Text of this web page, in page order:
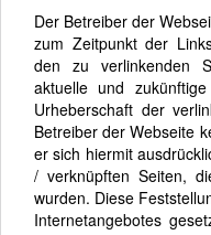
Der Betreiber der
zum Zeitpunkt der
den zu verlinkenden
aktuelle und
Urheberschaft der
Betreiber der Webseite
er sich hiermit
/ verknüpften Seiten,
wurden. Diese
Internetangebotes